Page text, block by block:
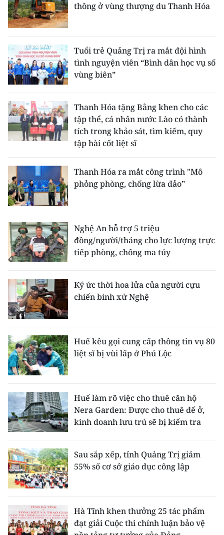
thông ở vùng thượng du Thanh Hóa
Tuổi trẻ Quảng Trị ra mắt đội hình
tình nguyện viên “Bình dân học vụ số
vùng biên”
Thanh Hóa tặng Bằng khen cho các
tập thể, cá nhân nước Lào có thành
tích trong khảo sát, tìm kiếm, quy
tập hài cốt liệt sĩ
Thanh Hóa ra mắt công trình "Mô
phỏng phòng, chống lừa đảo”
Nghệ An hỗ trợ 5 triệu
đồng/người/tháng cho lực lượng trực
tiếp phòng, chống ma túy
Ký ức thời hoa lửa của người cựu
chiến binh xứ Nghệ
Huế kêu gọi cung cấp thông tin vụ 80
liệt sĩ bị vùi lấp ở Phú Lộc
Huế làm rõ việc cho thuê căn hộ
Nera Garden: Được cho thuê để ở,
kinh doanh lưu trú sẽ bị kiểm tra
Sau sắp xếp, tỉnh Quảng Trị giảm
55% số cơ sở giáo dục công lập
Hà Tĩnh khen thưởng 25 tác phẩm
đạt giải Cuộc thi chính luận bảo vệ